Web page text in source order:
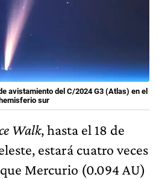
avistamiento del C/2024 G3 (Atlas) en el
hemisferio sur
Walk, hasta el 18 de
estará cuatro veces
Mercurio (0.094 AU)